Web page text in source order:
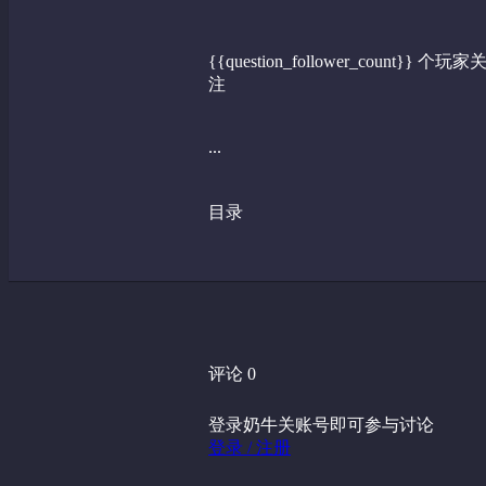
{{question_follower_count}} 个玩家关
注
...
目录
评论 0
登录奶牛关账号即可参与讨论
登录 / 注册